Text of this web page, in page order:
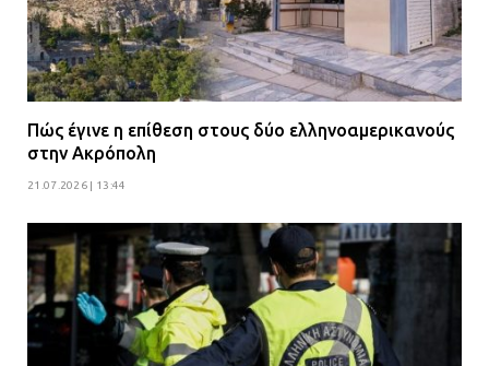
Πώς έγινε η επίθεση στους δύο ελληνοαμερικανούς
στην Ακρόπολη
21.07.2026 | 13:44